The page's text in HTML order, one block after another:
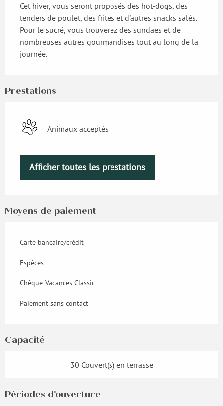
Cet hiver, vous seront proposés des hot-dogs, des
tenders de poulet, des frites et d'autres snacks salés.
Pour le sucré, vous trouverez des sundaes et de
nombreuses autres gourmandises tout au long de la
journée.
Prestations
Animaux acceptés
Afficher toutes les prestations
Moyens de paiement
Carte bancaire/crédit
Espèces
Chèque-Vacances Classic
Paiement sans contact
Capacité
30 Couvert(s) en terrasse
Périodes d'ouverture